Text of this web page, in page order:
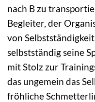
nach B zu
Begleiter, der
von
selbstständig seine
mit Stolz zur
das ungemein das
fröhliche